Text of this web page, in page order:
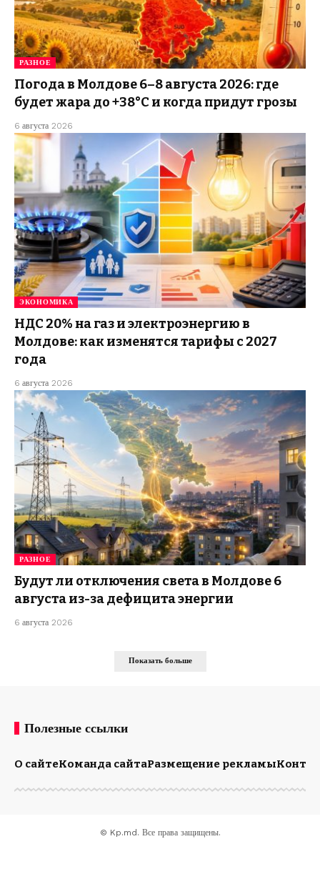
РАЗНОЕ
Погода в Молдове 6–8 августа 2026: где
будет жара до +38°C и когда придут грозы
6 августа 2026
ЭКОНОМИКА
НДС 20% на газ и электроэнергию в
Молдове: как изменятся тарифы с 2027
года
6 августа 2026
РАЗНОЕ
Будут ли отключения света в Молдове 6
августа из-за дефицита энергии
6 августа 2026
Показать больше
Полезные ссылки
О сайтеКоманда сайтаРазмещение рекламы
© Kp.md. Все права защищены.